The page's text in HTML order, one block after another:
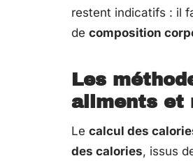
restent indicatifs : il
de composition
Les
aliments et
Le calcul des
des calories, issus